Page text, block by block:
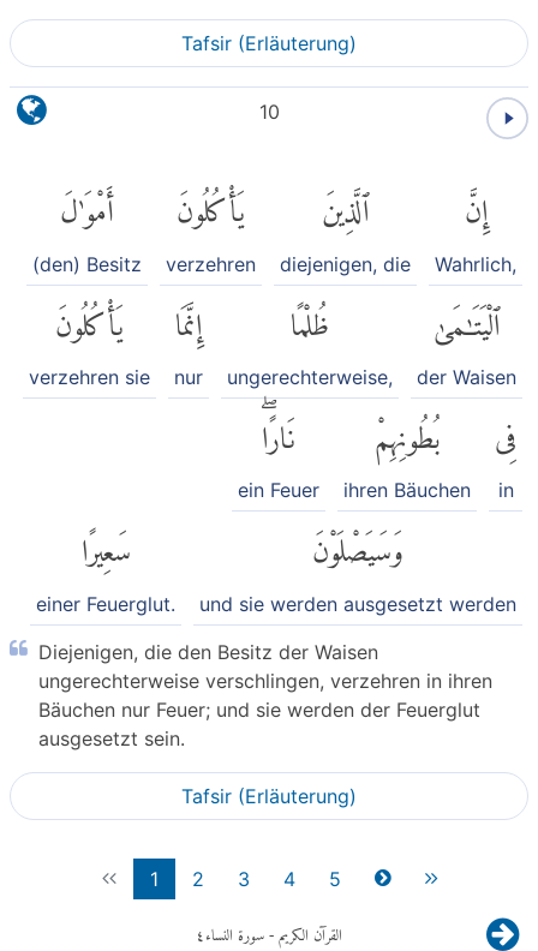
Tafsir (Erläuterung)
10
إِنَّ
Wahrlich,
ٱلَّذِينَ
diejenigen, die
يَأْكُلُونَ
verzehren
أَمْوَٰلَ
(den) Besitz
ٱلْيَتَٰمَىٰ
der Waisen
ظُلْمًا
ungerechterweise,
إِنَّمَا
nur
يَأْكُلُونَ
verzehren sie
فِى
in
بُطُونِهِمْ
ihren Bäuchen
نَارًاۖ
ein Feuer
وَسَيَصْلَوْنَ
und sie werden ausgesetzt werden
سَعِيرًا
einer Feuerglut.
Diejenigen, die den Besitz der Waisen
ungerechterweise verschlingen, verzehren in ihren
Bäuchen nur Feuer; und sie werden der Feuerglut
ausgesetzt sein.
Tafsir (Erläuterung)
1 2 3 4 5
القرآن الكريم- سورة النساء٤